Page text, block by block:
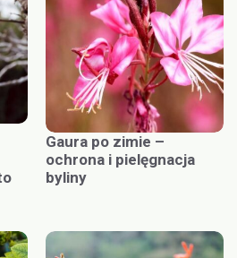
Gaura po zimie –
ochrona i pielęgnacja
byliny